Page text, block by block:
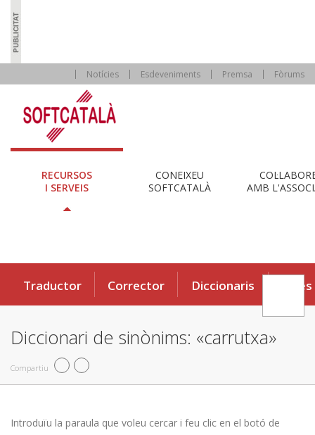
Notícies Esdeveniments Premsa Fòrums
RECURSOS
I SERVEIS
CONEIXEU
SOFTCATALÀ
AMB
Traductor Corrector Diccionaris Eines
Diccionari de sinònims: «carrutxa»
Compartiu
Introduïu la paraula que voleu cercar i feu clic en el botó de